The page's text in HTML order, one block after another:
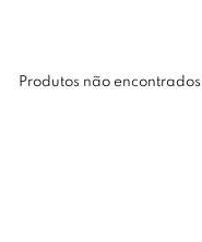
Produtos não encontrados